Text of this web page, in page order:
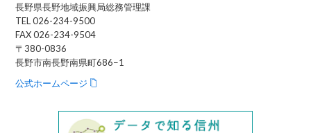
長野県長野地域振興局総務管理課
TEL 026-234-9500
FAX 026-234-9504
〒380-0836
長野市南長野南県町686−1
公式ホームページ